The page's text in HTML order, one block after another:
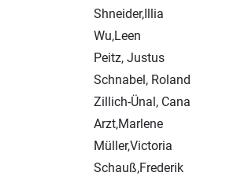
Shneider,Illia
Wu,Leen
Peitz, Justus
Schnabel, Roland
Zillich-Ünal, Cana
Arzt,Marlene
Müller,Victoria
Schauß,Frederik